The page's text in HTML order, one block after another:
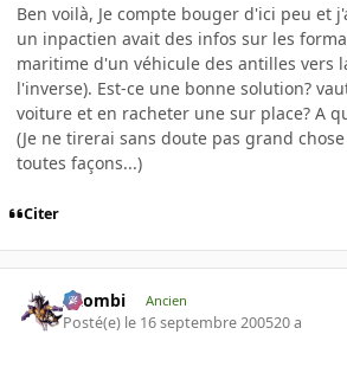
Ben voilà, Je compte bouger d'ici peu et
un inpactien avait des infos sur les
maritime d'un véhicule des antilles vers
l'inverse). Est-ce une bonne solution?
voiture et en racheter une sur place? A
(Je ne tirerai sans doute pas grand
toutes façons...)
Citer
XZombi Ancien
Posté(e) le 16 septembre 200520 a